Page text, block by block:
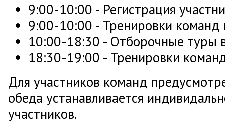
9:00-10:00 - Регистрация
9:00-10:00 - Тренировки команд
10:00-18:30 - Отборочные туры
18:30-19:00 - Тренировки
Для участников команд
обеда устанавливается
участников.